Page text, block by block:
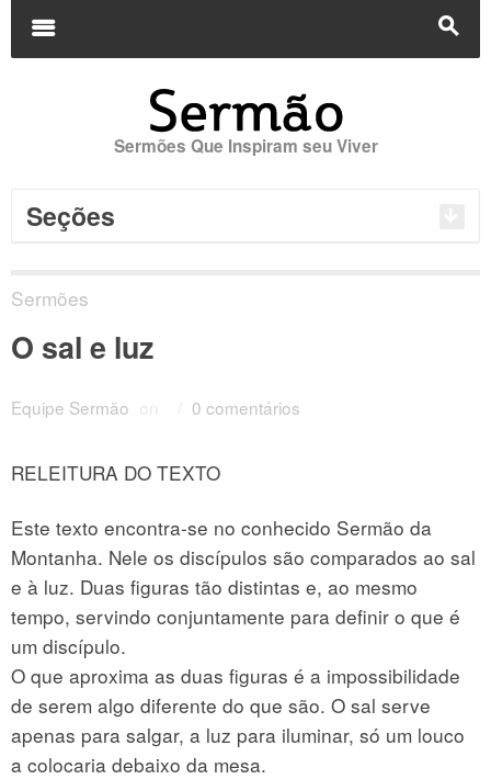
s
m
Sermões Que Inspiram seu Viver
Seções
Sermões
O sal e luz
Equipe Sermão on 0 comentários
RELEITURA DO TEXTO
Este texto encontra-se no conhecido Sermão da
Montanha. Nele os discípulos são comparados ao sal
e à luz. Duas figuras tão distintas e, ao mesmo
tempo, servindo conjuntamente para definir o que é
um discípulo.
O que aproxima as duas figuras é a impossibilidade
de serem algo diferente do que são. O sal serve
apenas para salgar, a luz para iluminar, só um louco
a colocaria debaixo da mesa.